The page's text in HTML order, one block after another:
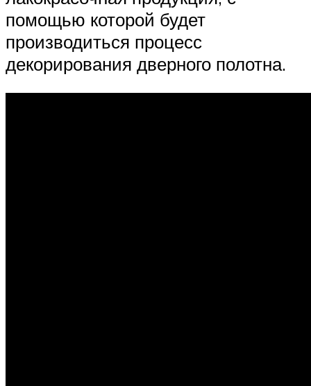
помощью которой будет
производиться процесс
декорирования дверного полотна.